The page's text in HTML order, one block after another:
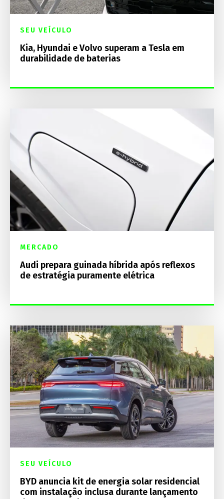
SEU VEÍCULO
Kia, Hyundai e Volvo superam a Tesla em
durabilidade de baterias
MERCADO
Audi prepara guinada híbrida após reflexos
de estratégia puramente elétrica
SEU VEÍCULO
BYD anuncia kit de energia solar residencial
com instalação inclusa durante lançamento